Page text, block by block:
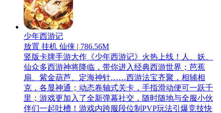
少年西游记
放置 挂机 仙侠 | 786.56M
竖版卡牌手游大作《少年西游记》火热上线！人、妖、
仙众多西游神将降临，带你进入经典西游世界；芭蕉
扇、紫金葫芦、定海神针……西游法宝齐聚，相辅相
克，各显神通；动态卷轴式关卡，手指滑动便可一跃千
里；游戏更加入了全新弹幕社交，随时随地与全服小伙
伴们一起吐槽！游戏内跨服段位制PVP玩法引爆竞技快